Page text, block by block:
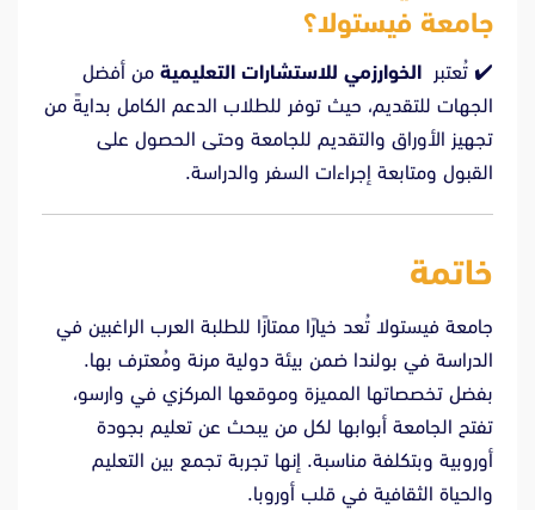
جامعة فيستولا؟
✔️ تُعتبر الخوارزمي للاستشارات التعليمية من أفضل
الجهات للتقديم، حيث توفر للطلاب الدعم الكامل بدايةً من
تجهيز الأوراق والتقديم للجامعة وحتى الحصول على
القبول ومتابعة إجراءات السفر والدراسة.
خاتمة
جامعة فيستولا تُعد خيارًا ممتازًا للطلبة العرب الراغبين في
الدراسة في بولندا ضمن بيئة دولية مرنة ومُعترف بها.
بفضل تخصصاتها المميزة وموقعها المركزي في وارسو،
تفتح الجامعة أبوابها لكل من يبحث عن تعليم بجودة
أوروبية وبتكلفة مناسبة. إنها تجربة تجمع بين التعليم
والحياة الثقافية في قلب أوروبا.